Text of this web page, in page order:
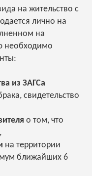
на жительство с
лично на
на
необходимо
из ЗАГСа
свидетельство
о том, что
на территории
ближайших 6